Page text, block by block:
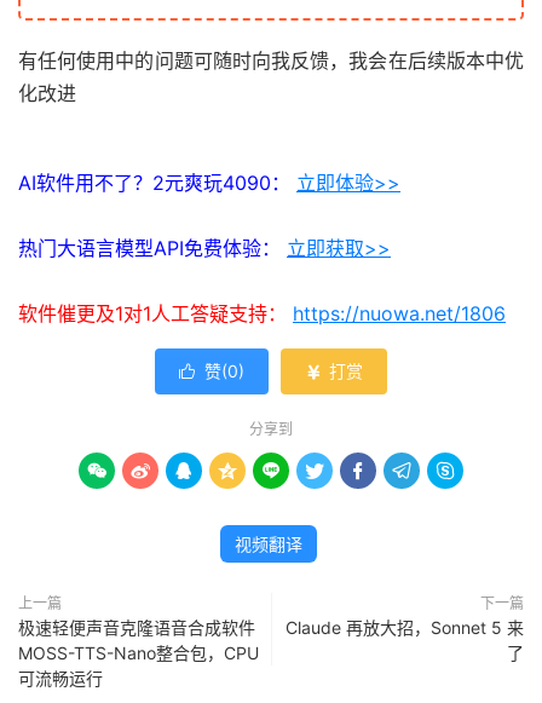
有任何使用中的问题可随时向我反馈，我会在后续版本中优
化改进
AI软件用不了？2元爽玩4090： 立即体验>>
热门大语言模型API免费体验： 立即获取>>
软件催更及1对1人工答疑支持： https://nuowa.net/1806
 赞(0)  打赏
分享到
        
视频翻译
上一篇
极速轻便声音克隆语音合成软件
MOSS-TTS-Nano整合包，CPU
可流畅运行
下一篇
Claude 再放大招，Sonnet 5 来
了